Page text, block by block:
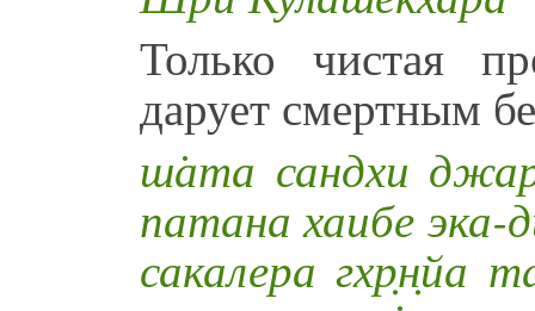
Только чистая
дарует смертным
ш̇ата сандхи
патана хаибе эка-
сакалера гхр̣н̣йа